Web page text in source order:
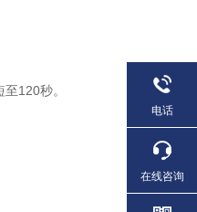
120秒。
电话
在线咨询